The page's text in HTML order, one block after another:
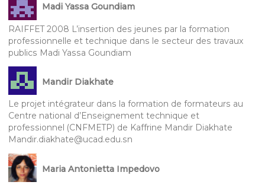
Madi Yassa Goundiam
RAIFFET 2008 L’insertion des jeunes par la formation
professionnelle et technique dans le secteur des travaux
publics Madi Yassa Goundiam
Mandir Diakhate
Le projet intégrateur dans la formation de formateurs au
Centre national d’Enseignement technique et
professionnel (CNFMETP) de Kaffrine Mandir Diakhate
Mandir.diakhate@ucad.edu.sn
Maria Antonietta Impedovo